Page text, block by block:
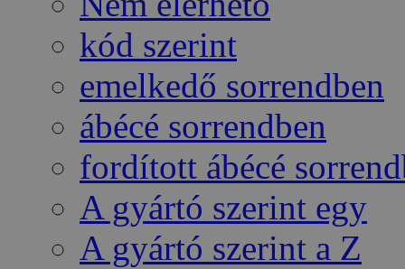
kód szerint
emelkedő sorrendben
ábécé sorrendben
fordított ábécé
A gyártó szerint egy
A gyártó szerint a Z